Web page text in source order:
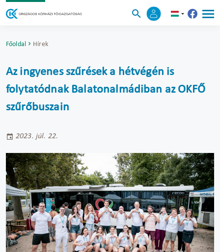
Főoldal Hírek
Az ingyenes szűrések a hétvégén is
folytatódnak Balatonalmádiban az OKFŐ
szűrőbuszain
2023. júl. 22.